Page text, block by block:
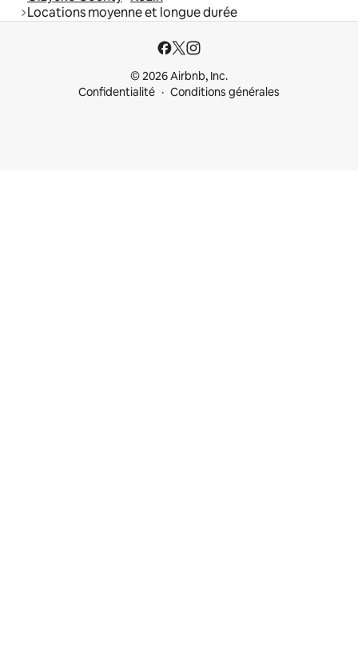
Locations moyenne et longue durée
© 2026 Airbnb, Inc.
Confidentialité
Conditions générales